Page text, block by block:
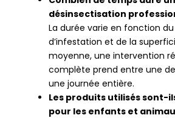
désinsectisation
La durée varie en fonction
d’infestation et de la
moyenne, une intervention
complète prend entre une
une journée entière.
Les produits utilisés sont-
pour les enfants et